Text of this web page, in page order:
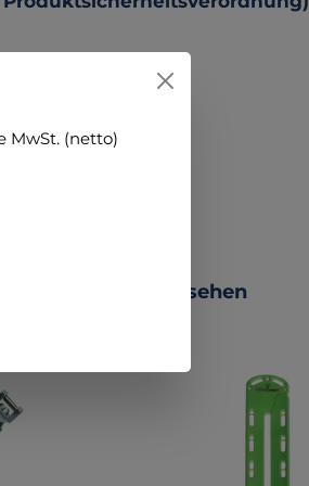
+++ ansehen
MwSt. (netto)